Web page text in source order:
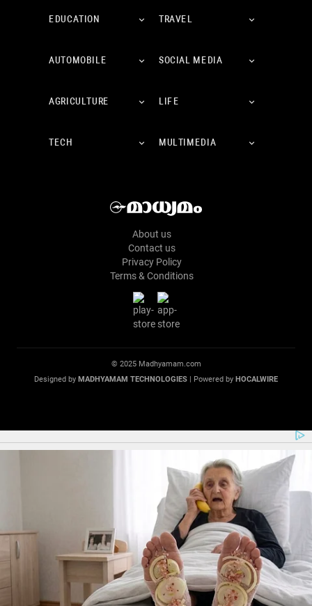
EDUCATION TRAVEL
AUTOMOBILE SOCIAL MEDIA
AGRICULTURE LIFE
TECH MULTIMEDIA
About us
Contact us
Privacy Policy
Terms & Conditions
© 2025 Madhyamam.com
Designed by MADHYAMAM TECHNOLOGIES | Powered by HOCALWIRE